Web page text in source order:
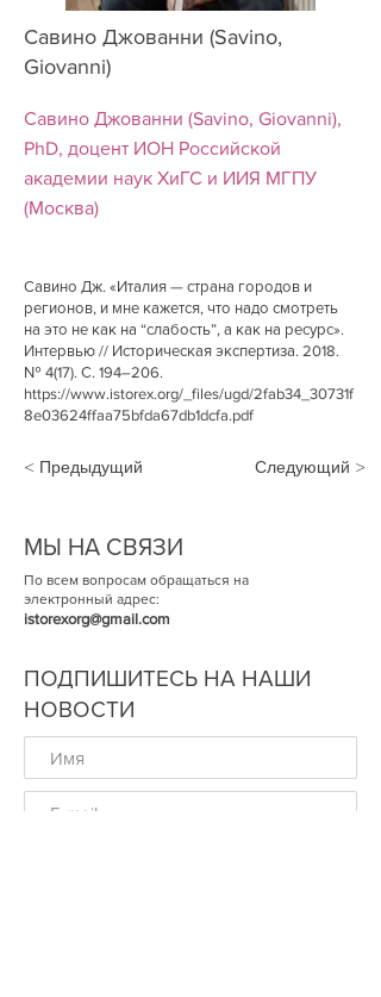
Савино Джованни (Savino,
Giovanni)
Савино Джованни (Savino, Giovanni),
PhD, доцент ИОН Российской
академии наук ХиГС и ИИЯ МГПУ
(Москва)
Савино Дж. «Италия — страна городов и
регионов, и мне кажется, что надо смотреть
на это не как на “слабость”, а как на ресурс».
Интервью // Историческая экспертиза. 2018.
№ 4(17). С. 194–206.
https://www.istorex.org/_files/ugd/2fab34_30731f
8e03624ffaa75bfda67db1dcfa.pdf
< Предыдущий Следующий >
МЫ НА СВЯЗИ
По всем вопросам обращаться на
электронный адрес:
istorexorg@gmail.com
ПОДПИШИТЕСЬ НА НАШИ
НОВОСТИ